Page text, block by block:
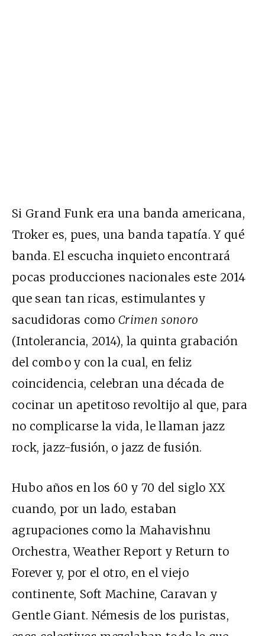
Si Grand Funk era una banda americana,
Troker es, pues, una banda tapatía. Y qué
banda. El escucha inquieto encontrará
pocas producciones nacionales este 2014
que sean tan ricas, estimulantes y
sacudidoras como Crimen sonoro
(Intolerancia, 2014), la quinta grabación
del combo y con la cual, en feliz
coincidencia, celebran una década de
cocinar un apetitoso revoltijo al que, para
no complicarse la vida, le llaman jazz
rock, jazz-fusión, o jazz de fusión.
Hubo años en los 60 y 70 del siglo XX
cuando, por un lado, estaban
agrupaciones como la Mahavishnu
Orchestra, Weather Report y Return to
Forever y, por el otro, en el viejo
continente, Soft Machine, Caravan y
Gentle Giant. Némesis de los puristas,